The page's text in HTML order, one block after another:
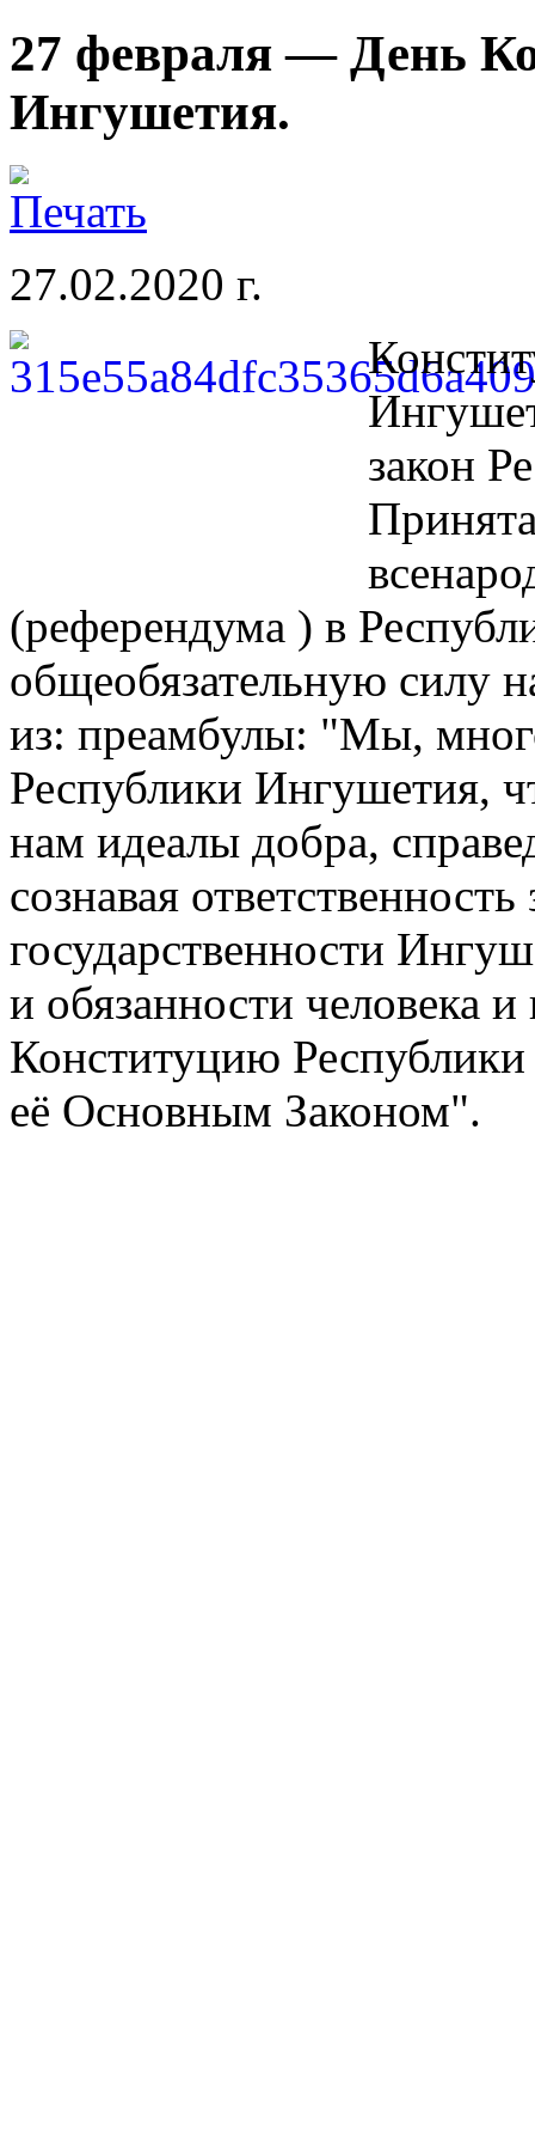
27 февраля — День
Ингушетия.
27.02.2020 г.
закон
(референдума ) в
общеобязательную силу
из: преамбулы: "Мы,
Республики Ингушетия,
нам идеалы добра,
сознавая
государственности
и обязанности человека
Конституцию
её Основным Законом".